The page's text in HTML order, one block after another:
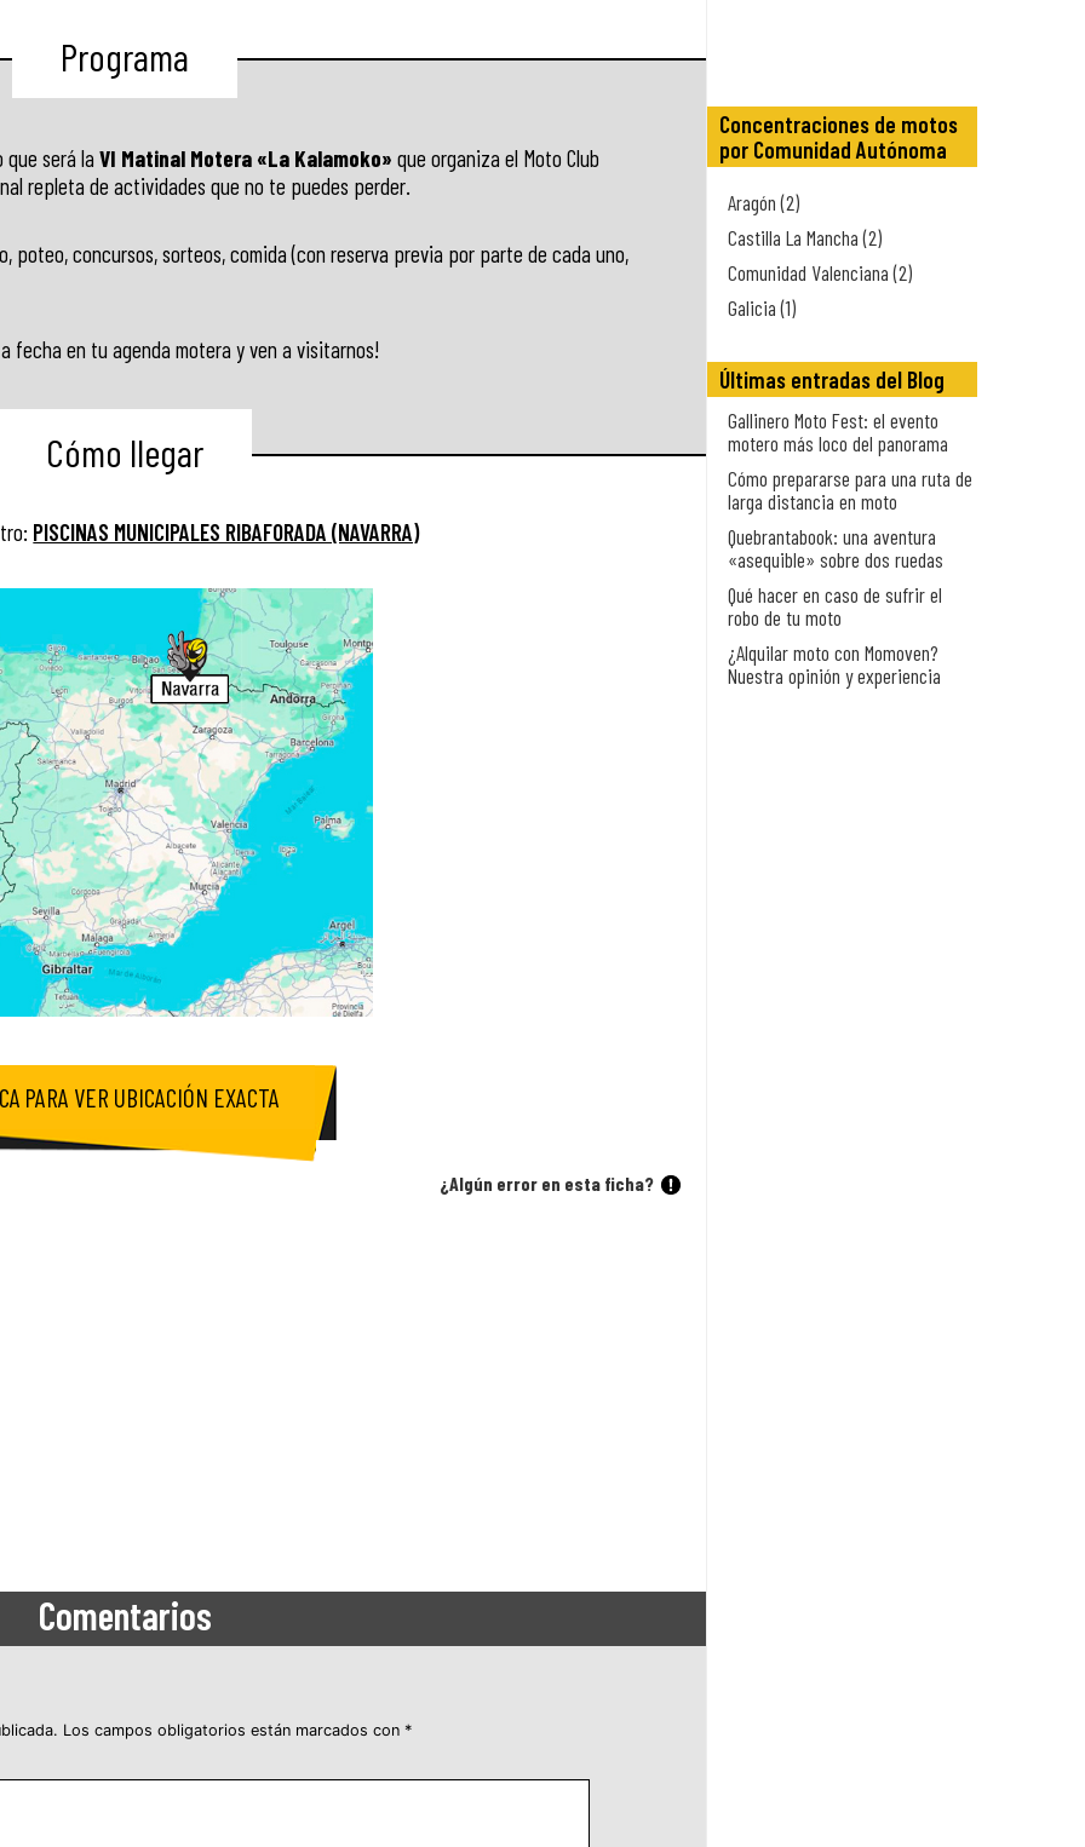
Programa
será la VI Matinal Motera «La Kalamoko» que organiza el Moto Club
repleta de actividades que no te puedes perder.
poteo, concursos, sorteos, comida (con reserva previa por parte de cada uno,
fecha en tu agenda motera y ven a visitarnos!
Cómo llegar
PISCINAS MUNICIPALES RIBAFORADA (NAVARRA)
PARA VER UBICACIÓN EXACTA
¿Algún error en esta ficha?
Comentarios
Los campos obligatorios están marcados con *
Concentraciones de motos
por Comunidad Autónoma
Aragón (2)
Castilla La Mancha (2)
Comunidad Valenciana (2)
Galicia (1)
Últimas entradas del Blog
Gallinero Moto Fest: el evento
motero más loco del panorama
Cómo prepararse para una ruta de
larga distancia en moto
Quebrantabook: una aventura
«asequible» sobre dos ruedas
Qué hacer en caso de sufrir el
robo de tu moto
¿Alquilar moto con Momoven?
Nuestra opinión y experiencia